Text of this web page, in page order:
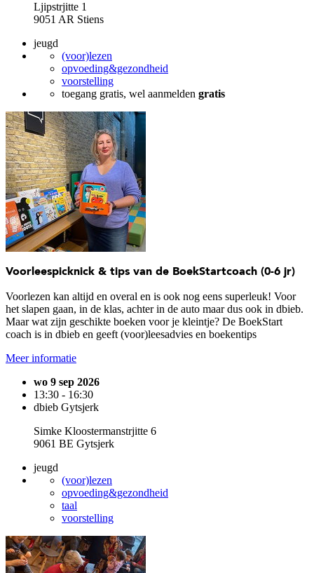
Ljipstrjitte 1
9051 AR Stiens
jeugd
(voor)lezen
opvoeding&gezondheid
voorstelling
toegang gratis, wel aanmelden gratis
Voorleespicknick & tips van de BoekStartcoach (0-6 jr)
Voorlezen kan altijd en overal en is ook nog eens superleuk! Voor
het slapen gaan, in de klas, achter in de auto maar dus ook in dbieb.
Maar wat zijn geschikte boeken voor je kleintje? De BoekStart
coach is in dbieb en geeft (voor)leesadvies en boekentips
Meer informatie
wo 9 sep 2026
13:30 - 16:30
dbieb Gytsjerk
Simke Kloostermanstrjitte 6
9061 BE Gytsjerk
jeugd
(voor)lezen
opvoeding&gezondheid
taal
voorstelling